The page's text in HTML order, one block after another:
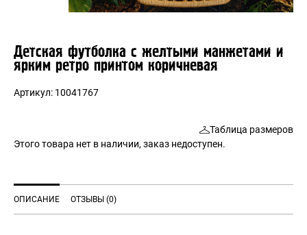
Детская футболка с желтыми манжетами и
ярким ретро принтом коричневая
Артикул: 10041767
Таблица размеров
Этого товара нет в наличии, заказ недоступен.
ОПИСАНИЕ ОТЗЫВЫ (0)